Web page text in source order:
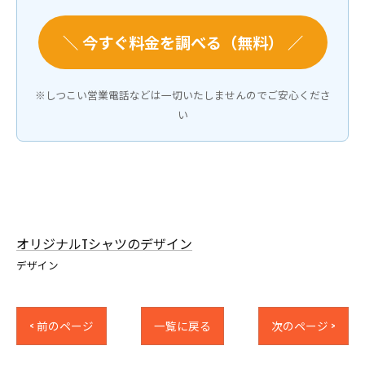
＼ 今すぐ料金を調べる（無料） ／
※しつこい営業電話などは一切いたしませんのでご安心くださ
い
オリジナルTシャツのデザイン
デザイン
< 前のページ 一覧に戻る 次のページ >